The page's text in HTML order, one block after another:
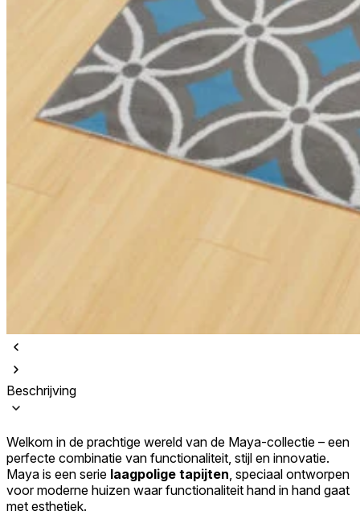
Beschrijving
Welkom in de prachtige wereld van de Maya-collectie – een
perfecte combinatie van functionaliteit, stijl en innovatie.
Maya is een serie laagpolige tapijten , speciaal ontworpen
voor moderne huizen waar functionaliteit hand in hand gaat
met esthetiek.